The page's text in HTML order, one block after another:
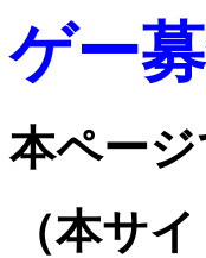
ゲー
本ペー
（本サ